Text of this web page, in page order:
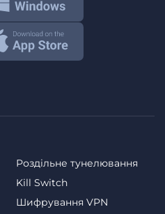
Роздільне тунелювання
Kill Switch
Шифрування VPN